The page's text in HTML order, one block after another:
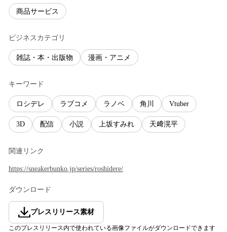
商品サービス
ビジネスカテゴリ
雑誌・本・出版物 漫画・アニメ
キーワード
ロシデレ ラブコメ ラノベ 角川 Vtuber
3D 配信 小説 上坂すみれ 天﨑滉平
関連リンク
https://sneakerbunko.jp/series/roshidere/
ダウンロード
プレスリリース素材
このプレスリリース内で使われている画像ファイルがダウンロードできます